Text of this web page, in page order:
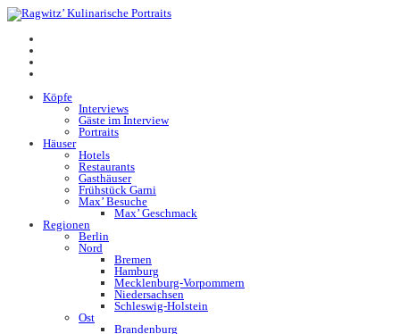
Köpfe
Interviews
Gäste im Interview
Portraits
Häuser
Hotels
Restaurants
Gasthäuser
Frühstück Garni
Max’ Besuche
Max’ Geschmack
Regionen
Berlin
Nord
Bremen
Hamburg
Mecklenburg-Vorpommern
Niedersachsen
Schleswig-Holstein
Ost
Brandenburg